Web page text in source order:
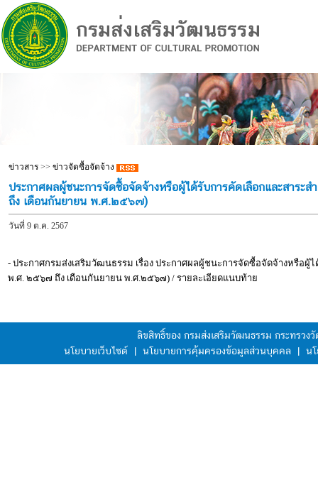
ข่าวสาร>> ข่าวจัดซื้อจัดจ้าง
ประกาศผลผู้ชนะการจัดซื้อจัดจ้างหรือผู้ได้รับการคัดเลือกและสา
ถึง เดือนกันยายน พ.ศ.๒๕๖๗)
วันที่ 9 ต.ค. 2567
- ประกาศกรมส่งเสริมวัฒนธรรม เรื่อง ประกาศผลผู้ชนะการจัดซื้อจัดจ้างหรื
พ.ศ. ๒๕๖๗ ถึง เดือนกันยายน พ.ศ.๒๕๖๗) / รายละเอียดแนบท้าย
ลิขสิทธิ์ของ กรมส่งเสริมวัฒนธรรม กระทรว
นโยบายเว็บไซต์
| นโยบายการคุ้มครองข้อมูลส่วนบุคคล | น